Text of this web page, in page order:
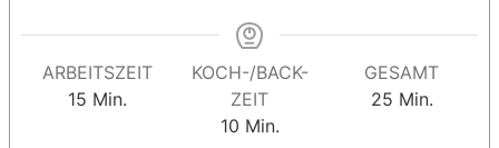
ARBEITSZEIT
15Minuten
Min.
KOCH-/BACK-
ZEIT
10Minuten
Min.
GESAMT
25Minuten
Min.